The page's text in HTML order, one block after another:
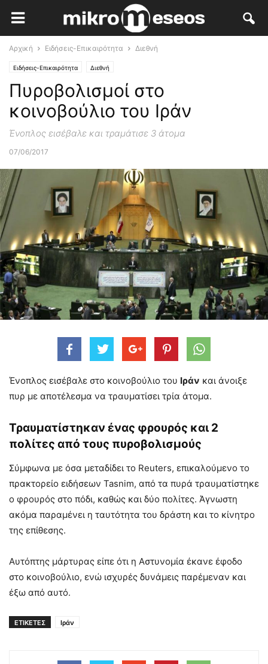
Αρχική Ειδήσεις-Επικαιρότητα Διεθνή
Ειδήσεις-Επικαιρότητα Διεθνή
Πυροβολισμοί στο
κοινoβούλιο του Ιράν
Ένοπλος εισέβαλε και τραμάτισε 3 άτομα
07/06/2017
Ένοπλος εισέβαλε στο κοινοβούλιο του Ιράν και άνοιξε
πυρ με αποτέλεσμα να τραυματίσει τρία άτομα.
Τραυματίστηκαν ένας φρουρός και 2
πολίτες από τους πυροβολισμούς
Σύμφωνα με όσα μεταδίδει το Reuters, επικαλούμενο το
πρακτορείο ειδήσεων Tasnim, από τα πυρά τραυματίστηκε
ο φρουρός στο πόδι, καθώς και δύο πολίτες. Άγνωστη
ακόμα παραμένει η ταυτότητα του δράστη και το κίνητρο
της επίθεσης.
Αυτόπτης μάρτυρας είπε ότι η Αστυνομία έκανε έφοδο
στο κοινοβούλιο, ενώ ισχυρές δυνάμεις παρέμεναν και
έξω από αυτό.
ΕΤΙΚΕΤΕΣ Ιράν